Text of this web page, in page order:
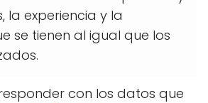
la experiencia y la
se tienen al igual que los
con los datos que